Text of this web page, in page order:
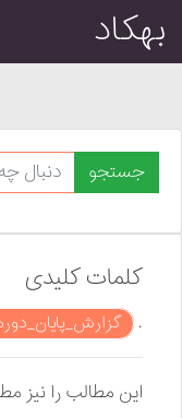
بهکاد
جستجو
کلمات کلیدی
.
این مطالب را نیز